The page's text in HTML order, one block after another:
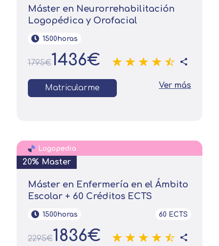
Máster en Neurorrehabilitación
Logopédica y Orofacial
1500horas
1795€1436€
Matricularme Ver más
Logopedia
20% Master
Máster en Enfermería en el Ámbito
Escolar + 60 Créditos ECTS
1500horas 60 ECTS
2295€1836€